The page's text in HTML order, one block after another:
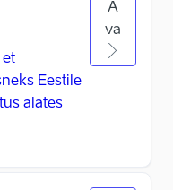
et
Eestile
alates
A
va